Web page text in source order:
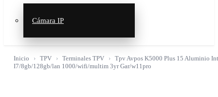
Cámara IP
Inicio TPV Terminales TPV
Tpv Avpos K5000 Plus 15 Aluminio
I7/8gb/128gb/lan 1000/wifi/multim 3yr Gar/w11pro